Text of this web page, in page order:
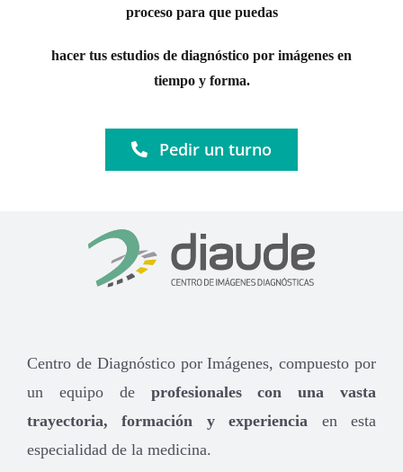
proceso para que puedas
hacer tus estudios de diagnóstico por imágenes en
tiempo y forma.
Pedir un turno
Centro de Diagnóstico por Imágenes, compuesto por
un equipo de profesionales con una vasta
trayectoria, formación y experiencia en esta
especialidad de la medicina.